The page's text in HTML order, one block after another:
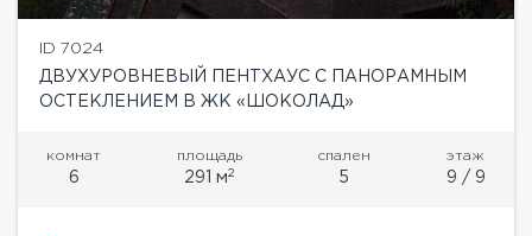
ID 7024
ДВУХУРОВНЕВЫЙ ПЕНТХАУС С ПАНОРАМНЫМ
ОСТЕКЛЕНИЕМ В ЖК «ШОКОЛАД»
комнат
6
площадь
291 м2
спален
5
этаж
9 / 9